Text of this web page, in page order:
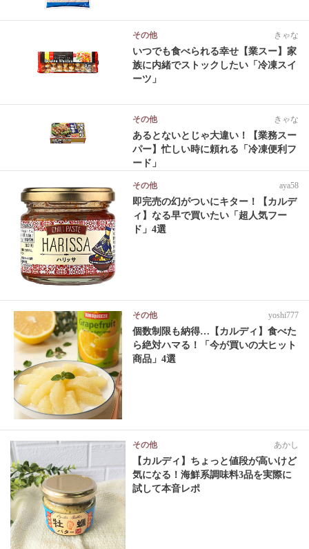
その他 きゃな
いつでも食べられる幸せ【業スー】家
族に内緒でストックしたい「冷凍スイ
ーツ」
その他 きゃな
あるとないとじゃ大違い！【業務スー
パー】忙しい時に頼れる「冷凍便利フ
ード」
その他 aya58
即完売の幻がついにキター！【カルデ
ィ】なる早で買いたい「超人気フー
ド」4選
その他 yoshi777
個数制限も納得…【カルディ】食べた
ら絶対ハマる！「今が買いの大ヒット
商品」4選
その他 あかし
【カルディ】ちょっと値段が高いけど
気になる！海鮮系調味料3品を実際に
試して本音レポ